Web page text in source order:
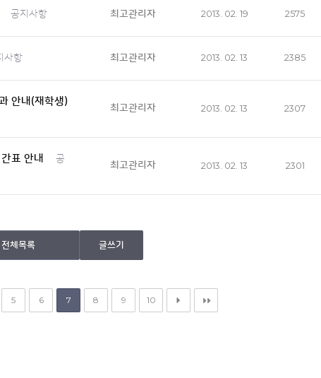
공지사항 최고관리자 2013. 02. 19 2575
사항 최고관리자 2013. 02. 13 2385
안내(재학생)
최고관리자 2013. 02. 13 2307
표 안내
공
최고관리자 2013. 02. 13 2301
전체목록 글쓰기
5 6 7 8 9 10